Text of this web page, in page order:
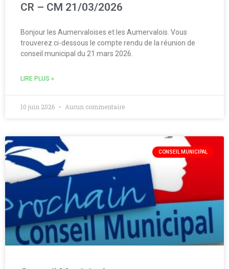
CR – CM 21/03/2026
Bonjour les Aumervaloises et les Aumervalois. Vous
trouverez ci-dessous le compte rendu de la réunion de
conseil municipal du 21 mars 2026.
LIRE PLUS »
10 juin 2026 Aucun commentaire
CONSEIL MUNICIPAL